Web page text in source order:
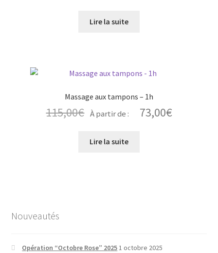
Lire la suite
Massage aux tampons – 1h
115,00€ À partir de : 73,00€
Lire la suite
Nouveautés
Opération “Octobre Rose” 20251 octobre 2025